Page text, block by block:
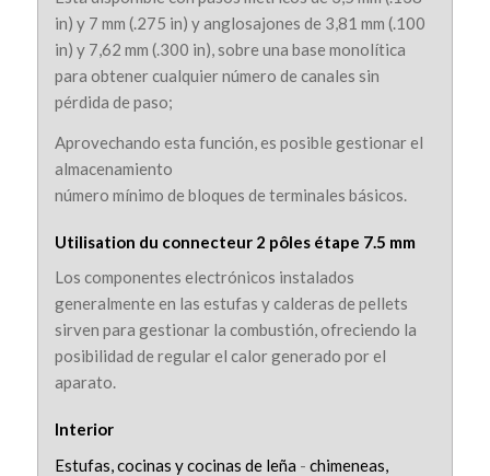
in) y 7 mm (.275 in) y anglosajones de 3,81 mm (.100
in) y 7,62 mm (.300 in), sobre una base monolítica
para obtener cualquier número de canales sin
pérdida de paso;
Aprovechando esta función, es posible gestionar el
almacenamiento
número mínimo de bloques de terminales básicos.
Utilisation du connecteur 2 pôles étape 7.5 mm
Los componentes electrónicos instalados
generalmente en las estufas y calderas de pellets
sirven para gestionar la combustión, ofreciendo la
posibilidad de regular el calor generado por el
aparato.
Interior
Estufas, cocinas y cocinas de leña - chimeneas,